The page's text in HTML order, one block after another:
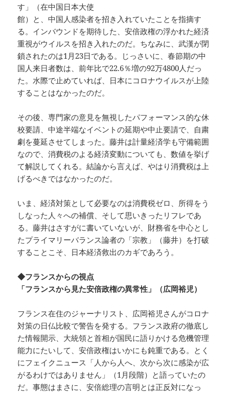
す」（在中国日本大使
館）と、中国人感染者を招き入れていたことを指摘す
る。インバウンドを期待した、安倍政権の浮かれた経済
重視がウイルスを招き入れたのだ。ちなみに、武漢が閉
鎖されたのは1月23日である。じっさいに、春節期の中
国人来日者数は、前年比で22.6％増の92万4800人だっ
た。水際で止めていれば、日本にコロナウイルスが上陸
することはなかったのだ。
その後、専門家の意見を無視したパフォーマンス的な休
校要請、中途半端なイベントの延期や中止要請で、自粛
劇を蔓延させてしまった。藤井は計量経済学も守備範囲
なので、消費税のよる経済変動についても、数値を挙げ
て解説してくれる。結論から言えば、やはり消費税は上
げるべきではなかったのだ。
いま、経済対策として必要なのは消費税ゼロ、所得をう
しなった人々への補償、そして思いきったリフレであ
る。藤井はさすがに書いていないが、財務省を中心とし
たプライマリーバランス論者の「宗教」（藤井）を打破
することこそ、日本経済救出のカギであろう。
◆フランスからの視点
「フランスから見た安倍政権の異常性」（広岡裕児）
フランス在住のジャーナリスト、広岡裕児さんがコロナ
対策の日仏比較で警告を発する。フランス政府の徹底し
た情報開示、大統領と首相が国民に語りかける危機管理
能力にたいして、安倍政権はいかにも鈍重である。とく
にフェイクニュース「人から人へ、次から次に感染が広
がるわけではありません」（1月段階）と語っていたの
だ。事態はまさに、安倍総理の言明とは正反対になっ